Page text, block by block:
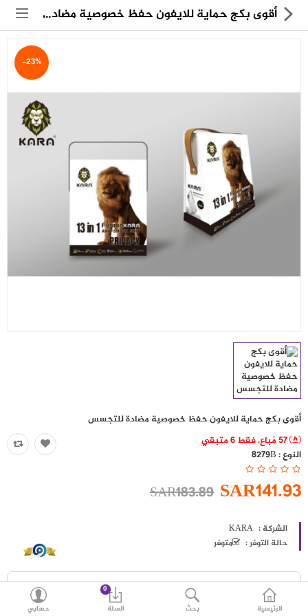
الكترونيات
المنزل
العناية الشخصية
العروض
منوع
شرائح بيانات ومكالمات
مقارنة قائمة رغباتي (0)
اللغات العملة
الرئيسية بحث
0
السلة
حسابي
أقوى بكج حماية للايفون حفظ خصوصية مضادة للتجسس
-23%
أقوى بكج حماية للايفون حفظ خصوصية مضادة للتجسس
النوع :8279B
SAR141.93
SAR183.89
الشركة : KARA
حالة التوفر :
متوفر